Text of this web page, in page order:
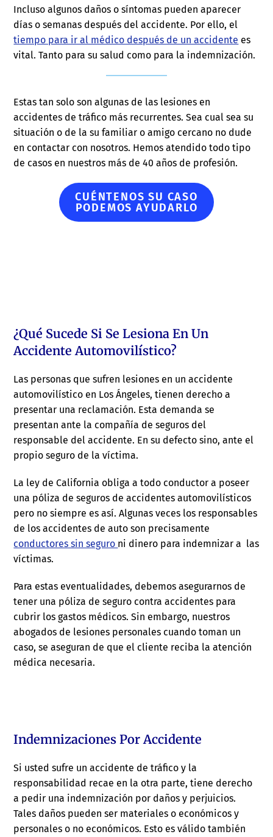
Incluso algunos daños o síntomas pueden aparecer
días o semanas después del accidente. Por ello, el
tiempo para ir al médico después de un accidente es
vital. Tanto para su salud como para la indemnización.
Estas tan solo son algunas de las lesiones en
accidentes de tráfico más recurrentes. Sea cual sea su
situación o de la su familiar o amigo cercano no dude
en contactar con nosotros. Hemos atendido todo tipo
de casos en nuestros más de 40 años de profesión.
CUÉNTENOS SU CASO
PODEMOS AYUDARLO
¿Qué Sucede Si Se Lesiona En Un
Accidente Automovilístico?
Las personas que sufren lesiones en un accidente
automovilístico en Los Ángeles, tienen derecho a
presentar una reclamación. Esta demanda se
presentan ante la compañía de seguros del
responsable del accidente. En su defecto sino, ante el
propio seguro de la víctima.
La ley de California obliga a todo conductor a poseer
una póliza de seguros de accidentes automovilísticos
pero no siempre es así. Algunas veces los responsables
de los accidentes de auto son precisamente
conductores sin seguro ni dinero para indemnizar a las
víctimas.
Para estas eventualidades, debemos asegurarnos de
tener una póliza de seguro contra accidentes para
cubrir los gastos médicos. Sin embargo, nuestros
abogados de lesiones personales cuando toman un
caso, se aseguran de que el cliente reciba la atención
médica necesaria.
Indemnizaciones Por Accidente
Si usted sufre un accidente de tráfico y la
responsabilidad recae en la otra parte, tiene derecho
a pedir una indemnización por daños y perjuicios.
Tales daños pueden ser materiales o económicos y
personales o no económicos. Esto es válido también